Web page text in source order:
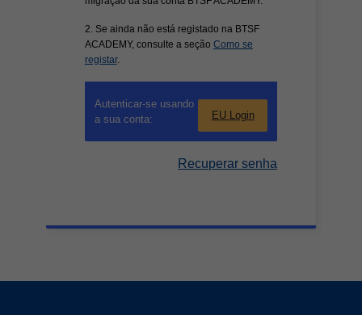
2. Se ainda não está registado na BTSF
ACADEMY, consulte a seção Como se
registar.
Autenticar-se usando
a sua conta:
EU Login
Recuperar senha